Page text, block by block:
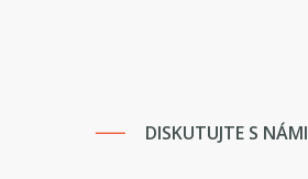
DISKUTUJTE S NÁMI